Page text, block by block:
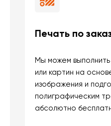
Печать по
Мы можем
или картин на
изображения и
полиграфическим
абсолютно